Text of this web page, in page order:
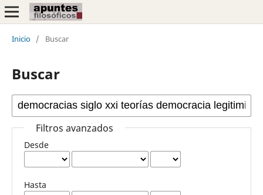
Inicio / Buscar
Buscar
Filtros avanzados
Desde
Hasta